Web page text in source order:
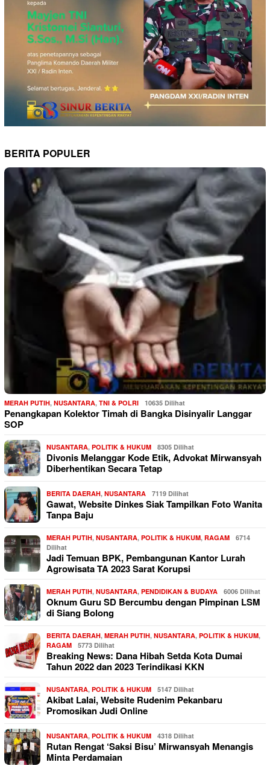
BERITA POPULER
MERAH PUTIH, NUSANTARA, TNI & POLRI 10635 Dilihat
Penangkapan Kolektor Timah di Bangka Disinyalir Langgar
SOP
NUSANTARA, POLITIK & HUKUM 8305 Dilihat
Divonis Melanggar Kode Etik, Advokat Mirwansyah
Diberhentikan Secara Tetap
BERITA DAERAH, NUSANTARA 7119 Dilihat
Gawat, Website Dinkes Siak Tampilkan Foto Wanita
Tanpa Baju
MERAH PUTIH, NUSANTARA, POLITIK & HUKUM, RAGAM
6714
Dilihat
Jadi Temuan BPK, Pembangunan Kantor Lurah
Agrowisata TA 2023 Sarat Korupsi
MERAH PUTIH, NUSANTARA, PENDIDIKAN & BUDAYA 6006 Dilihat
Oknum Guru SD Bercumbu dengan Pimpinan LSM
di Siang Bolong
BERITA DAERAH, MERAH PUTIH, NUSANTARA, POLITIK & HUKUM,
RAGAM
5773 Dilihat
Breaking News: Dana Hibah Setda Kota Dumai
Tahun 2022 dan 2023 Terindikasi KKN
NUSANTARA, POLITIK & HUKUM 5147 Dilihat
Akibat Lalai, Website Rudenim Pekanbaru
Promosikan Judi Online
NUSANTARA, POLITIK & HUKUM 4318 Dilihat
Rutan Rengat ‘Saksi Bisu’ Mirwansyah Menangis
Minta Perdamaian